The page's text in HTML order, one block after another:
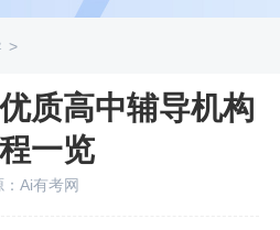
>
质高中辅导机构
一览
：Ai有考网